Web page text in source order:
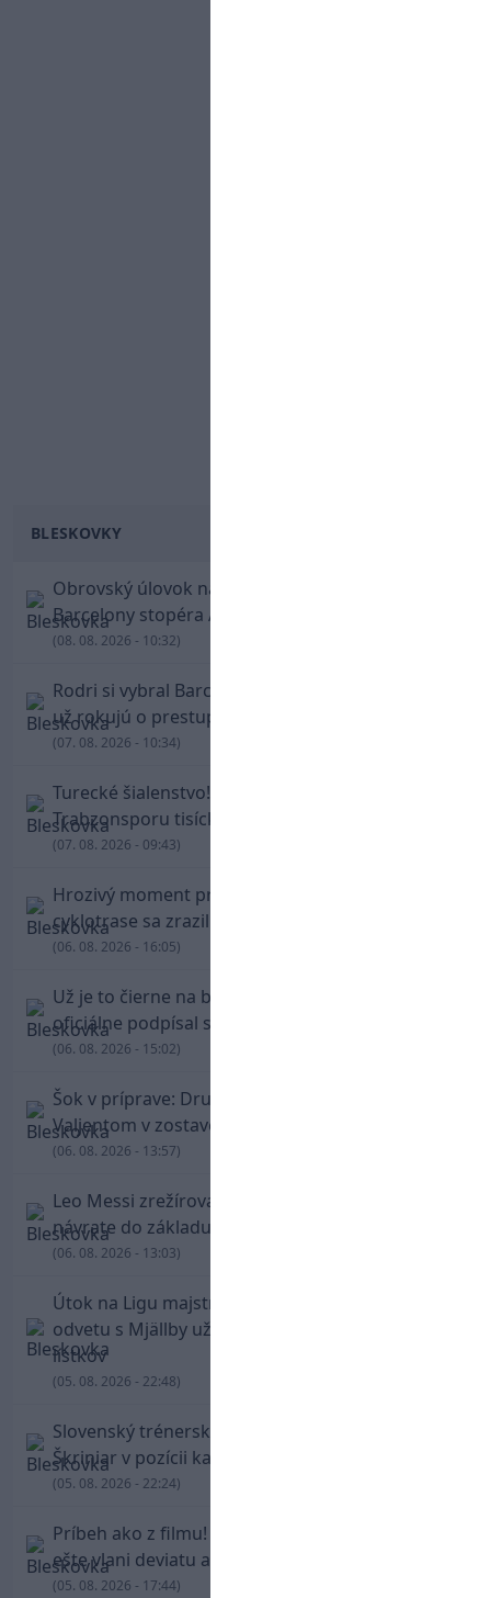
BLESKOVKY
Obrovský úlovok na Anfielde: Liverpool získal z
Barcelony stopéra Arauja
(08. 08. 2026 - 10:32)
Rodri si vybral Barcelonu a odmietol Real. Kluby
už rokujú o prestupovej čiastke
(07. 08. 2026 - 10:34)
Turecké šialenstvo! Salaha vítali na štadióne
Trabzonsporu tisícky fanúšikov
(07. 08. 2026 - 09:43)
Hrozivý moment pre Zdena Cháru! Na
cyklotrase sa zrazil s bežcom
(06. 08. 2026 - 16:05)
Už je to čierne na bielom: Mohamed Salah
oficiálne podpísal s Trabzonsporom
(06. 08. 2026 - 15:02)
Šok v príprave: Druholigová Mallorca s
Valjentom v zostave zdolala PSG
(06. 08. 2026 - 13:57)
Leo Messi zrežíroval obrat Interu Miami, pri
návrate do základu strelil dva góly
(06. 08. 2026 - 13:03)
Útok na Ligu majstrov láka! Slovan hlási na
odvetu s Mjällby už viac ako 13-tisíc predaných
lístkov
(05. 08. 2026 - 22:48)
Slovenský trénerský súboj pre Borbélyho,
Škriniar v pozícii kapitána potiahol Fenerbahce
(05. 08. 2026 - 22:24)
Príbeh ako z filmu! Hrdina Slovana Kianga hral
ešte vlani deviatu anglickú ligu
(05. 08. 2026 - 17:44)